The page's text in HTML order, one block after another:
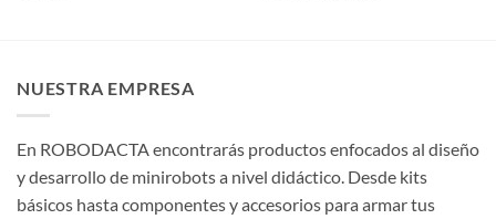
NUESTRA EMPRESA
En ROBODACTA encontrarás productos enfocados al diseño
y desarrollo de minirobots a nivel didáctico. Desde kits
básicos hasta componentes y accesorios para armar tus